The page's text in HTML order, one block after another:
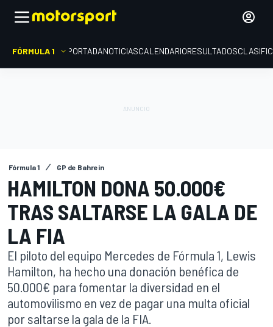
FÓRMULA 1 PORTADANOTICIASCALENDARIORESULTADOS
Fórmula 1 GP de Bahrein
HAMILTON DONA 50.000€
TRAS SALTARSE LA GALA DE
LA FIA
El piloto del equipo Mercedes de Fórmula 1, Lewis
Hamilton, ha hecho una donación benéfica de
50.000€ para fomentar la diversidad en el
automovilismo en vez de pagar una multa oficial
por saltarse la gala de la FIA.